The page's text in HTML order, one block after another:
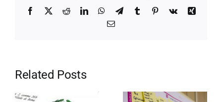
Facebook
X RedditLinkedInWhatsApp
TelegramTumblr Pinterest
Vk
Xing
Email
Related Posts